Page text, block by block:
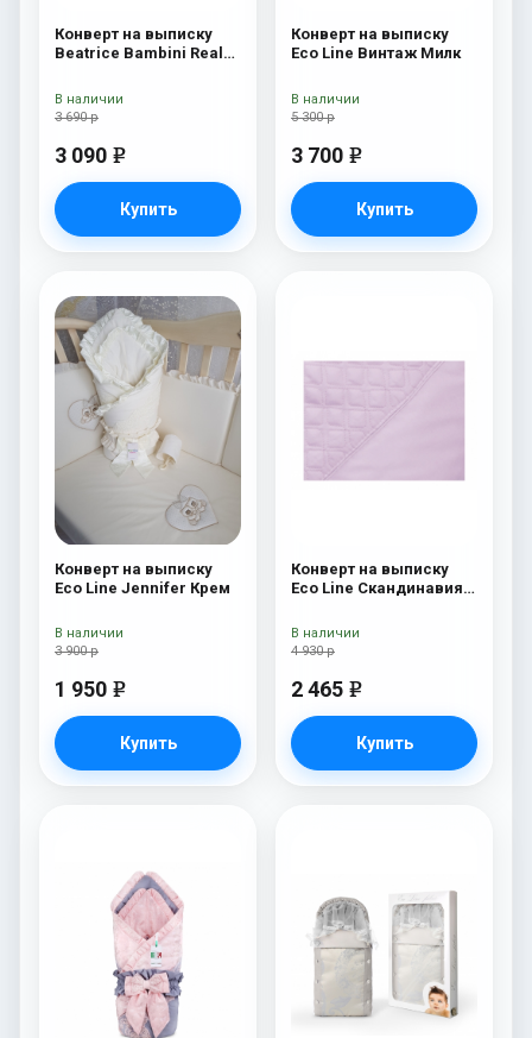
Конверт на выписку
Beatrice Bambini Reale
3 690 р
3 090 e
Купить
В наличии
Конверт на выписку
Eco Line Винтаж Милк
5 300 р
3 700 e
Купить
В наличии
Конверт на выписку
Eco Line Jennifer Крем
3 900 р
1 950 e
Купить
В наличии
Конверт на выписку
Eco Line Скандинавия
4 930 р
2 465 e
Купить
В наличии